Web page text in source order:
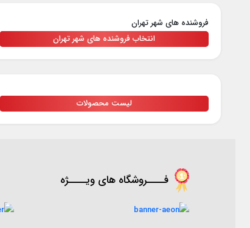
فروشنده های شهر تهران
انتخاب فروشنده های شهر تهران
لیست محصولات
فــــروشگاه های ویــــژه